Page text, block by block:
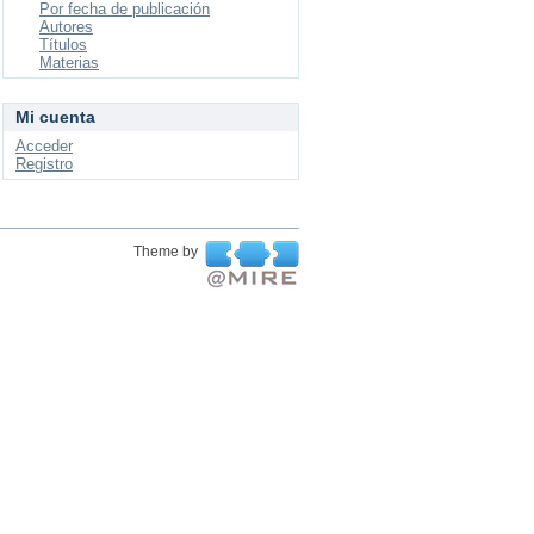
Por fecha de publicación
Autores
Títulos
Materias
Mi cuenta
Acceder
Registro
Theme by